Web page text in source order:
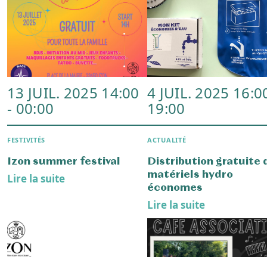
6 AVRIL 2025 08:00
ASSOCIATIONS
Vide ta chambre
Lire la suite
29 MARS 2025
ASSOCIATIONS
Carnaval Contes et
Lire la suite